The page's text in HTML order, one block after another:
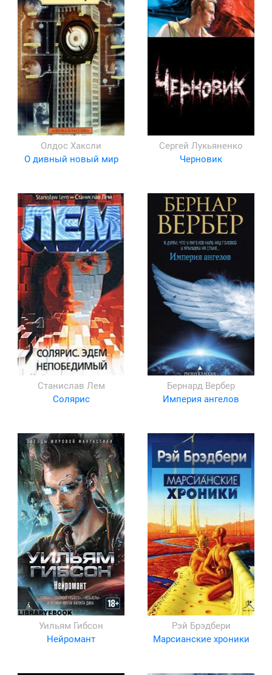
Олдос Хаксли
О дивный новый мир
Сергей Лукьяненко
Черновик
Станислав Лем
Солярис
Бернард Вербер
Империя ангелов
Уильям Гибсон
Нейромант
Рэй Брэдбери
Марсианские хроники